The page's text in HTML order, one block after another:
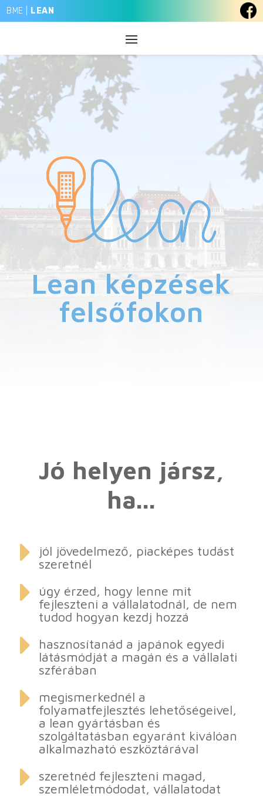
BME | LEAN
Lean képzések
felsőfokon
Jó helyen jársz,
ha...

jól jövedelmező, piacképes tudást
szeretnél

úgy érzed, hogy lenne mit
fejleszteni a vállalatodnál, de nem
tudod hogyan kezdj hozzá

hasznosítanád a japánok egyedi
látásmódját a magán és a vállalati
szférában

megismerkednél a
folyamatfejlesztés lehetőségeivel,
a lean gyártásban és
szolgáltatásban egyaránt kiválóan
alkalmazható eszköztárával

szeretnéd fejleszteni magad,
szemléletmódodat, vállalatodat